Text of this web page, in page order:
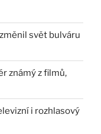
svět bulváru
známý z filmů,
i rozhlasový